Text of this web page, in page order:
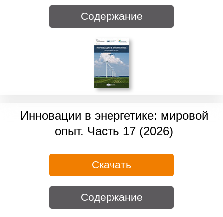
Содержание
Инновации в энергетике: мировой
опыт. Часть 17 (2026)
Скачать
Содержание